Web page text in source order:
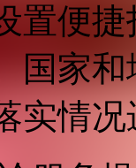
置便
国家
实情